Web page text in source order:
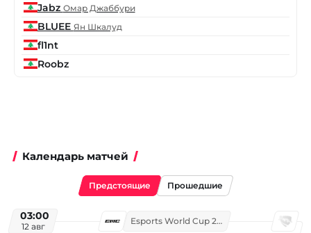
Jabz Омар Джаббури
BLUEE Ян Шкалуд
fl1nt
Roobz
Календарь матчей
Предстоящие Прошедшие
03:00
12 авг
Esports World Cup 2026